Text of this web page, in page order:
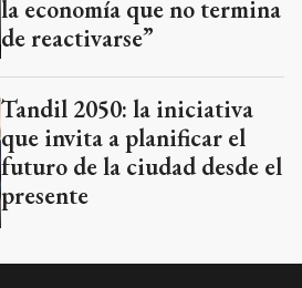
la economía que no termina
de reactivarse”
Tandil 2050: la iniciativa
que invita a planificar el
futuro de la ciudad desde el
presente